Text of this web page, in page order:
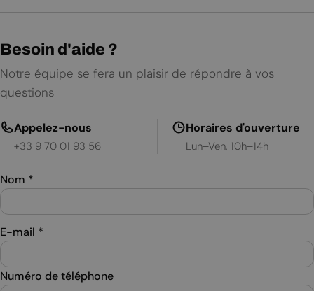
Besoin d'aide ?
Notre équipe se fera un plaisir de répondre à vos
questions
Appelez-nous
+33 9 70 01 93 56
Horaires d'ouverture
Lun–Ven, 10h–14h
Nom *
E-mail *
Numéro de téléphone